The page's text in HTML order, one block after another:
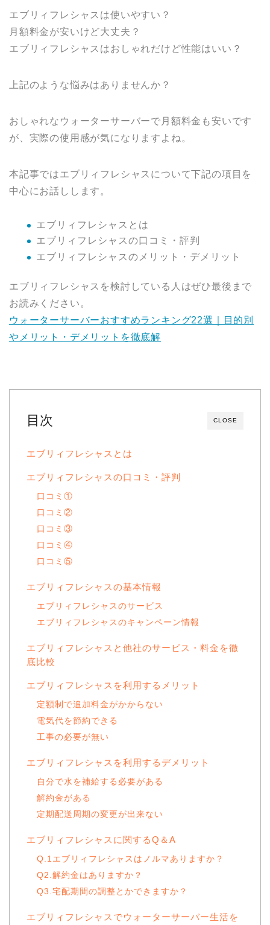
エブリィフレシャスは使いやすい？
月額料金が安いけど大丈夫？
エブリィフレシャスはおしゃれだけど性能はいい？
上記のような悩みはありませんか？
おしゃれなウォーターサーバーで月額料金も安いです
が、実際の使用感が気になりますよね。
本記事ではエブリィフレシャスについて下記の項目を
中心にお話しします。
エブリィフレシャスとは
エブリィフレシャスの口コミ・評判
エブリィフレシャスのメリット・デメリット
エブリィフレシャスを検討している人はぜひ最後まで
お読みください。
ウォーターサーバーおすすめランキング22選｜目的別
やメリット・デメリットを徹底解
CLOSE
目次
エブリィフレシャスとは
エブリィフレシャスの口コミ・評判
口コミ①
口コミ②
口コミ③
口コミ④
口コミ⑤
エブリィフレシャスの基本情報
エブリィフレシャスのサービス
エブリィフレシャスのキャンペーン情報
エブリィフレシャスと他社のサービス・料金を徹
底比較
エブリィフレシャスを利用するメリット
定額制で追加料金がかからない
電気代を節約できる
工事の必要が無い
エブリィフレシャスを利用するデメリット
自分で水を補給する必要がある
解約金がある
定期配送周期の変更が出来ない
エブリィフレシャスに関するQ＆A
Q.1エブリィフレシャスはノルマありますか？
Q2.解約金はありますか？
Q3.宅配期間の調整とかできますか？
エブリィフレシャスでウォーターサーバー生活を